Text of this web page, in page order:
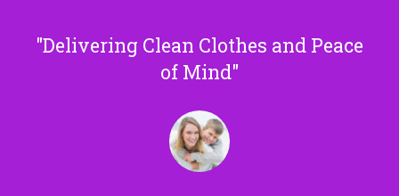
Delivering Clean Clothes and Peace
of Mind